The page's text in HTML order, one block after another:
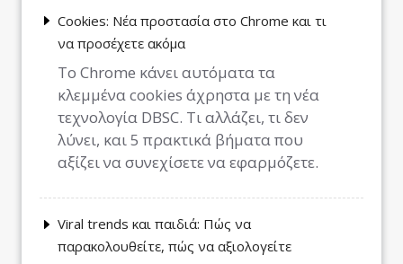
Cookies: Νέα προστασία στο Chrome και τι
να προσέχετε ακόμα
Το Chrome κάνει αυτόματα τα
κλεμμένα cookies άχρηστα με τη νέα
τεχνολογία DBSC. Τι αλλάζει, τι δεν
λύνει, και 5 πρακτικά βήματα που
αξίζει να συνεχίσετε να εφαρμόζετε.
Viral trends και παιδιά: Πώς να
παρακολουθείτε, πώς να αξιολογείτε